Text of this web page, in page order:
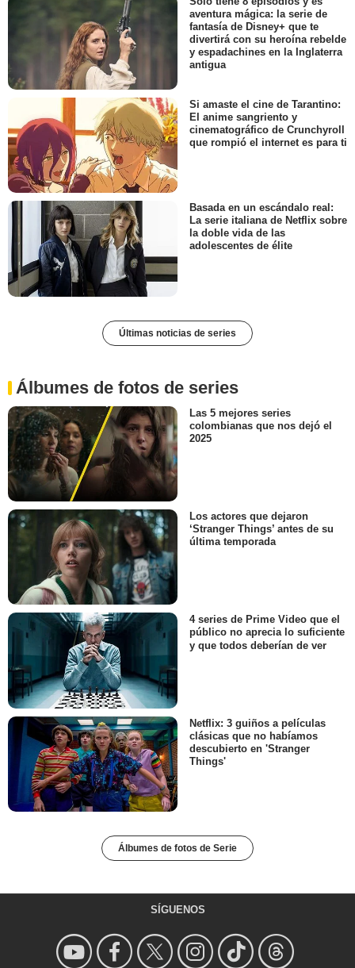
aventura mágica: la serie de
fantasía de Disney+ que te
divertirá con su heroína rebelde
y espadachines en la Inglaterra
antigua
Si amaste el cine de Tarantino:
El anime sangriento y
cinematográfico de Crunchyroll
que rompió el internet es para ti
Basada en un escándalo real:
La serie italiana de Netflix sobre
la doble vida de las
adolescentes de élite
Últimas noticias de series
Álbumes de fotos de series
Las 5 mejores series
colombianas que nos dejó el
2025
Los actores que dejaron
‘Stranger Things’ antes de su
última temporada
4 series de Prime Video que el
público no aprecia lo suficiente
y que todos deberían de ver
Netflix: 3 guiños a películas
clásicas que no habíamos
descubierto en 'Stranger
Things'
Álbumes de fotos de Serie
SÍGUENOS